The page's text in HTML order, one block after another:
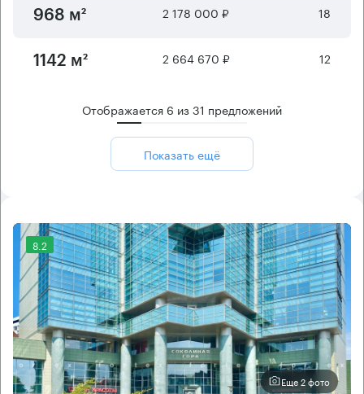
968 м² 2 178 000 ₽ 18
1142 м² 2 664 670 ₽ 12
Отображается 6 из31 предложений
Показать ещё
8.2
Еще 2 фото